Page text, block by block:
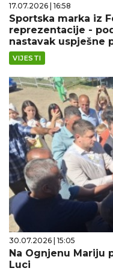
17.07.2026 | 16:58
Sportska marka iz
reprezentacije -
nastavak uspješne
VIJESTI
30.07.2026 | 15:05
Na Ognjenu Mariju
Luci